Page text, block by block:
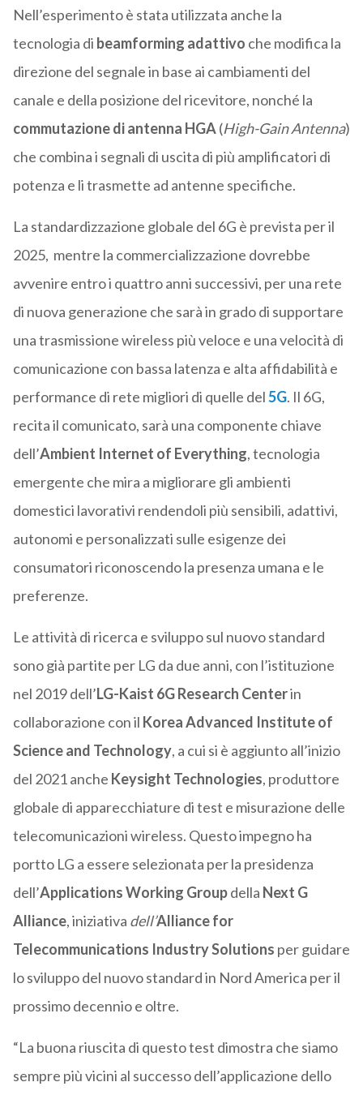
Nell’esperimento è stata utilizzata anche la
tecnologia di beamforming adattivo che modifica la
direzione del segnale in base ai cambiamenti del
canale e della posizione del ricevitore, nonché la
commutazione di antenna HGA(High-Gain Antenna)
che combina i segnali di uscita di più amplificatori di
potenza e li trasmette ad antenne specifiche.
La standardizzazione globale del 6G è prevista per il
2025, mentre la commercializzazione dovrebbe
avvenire entro i quattro anni successivi, per una rete
di nuova generazione che sarà in grado di supportare
una trasmissione wireless più veloce e una velocità di
comunicazione con bassa latenza e alta affidabilità e
performance di rete migliori di quelle del5G. Il 6G,
recita il comunicato, sarà una componente chiave
dell’Ambient Internet of Everything, tecnologia
emergente che mira a migliorare gli ambienti
domestici lavorativi rendendoli più sensibili, adattivi,
autonomi e personalizzati sulle esigenze dei
consumatori riconoscendo la presenza umana e le
preferenze.
Le attività di ricerca e sviluppo sul nuovo standard
sono già partite per LG da due anni, con l’istituzione
nel 2019 dell’LG-Kaist 6G Research Centerin
collaborazione con il Korea Advanced Institute of
Science and Technology, a cui si è aggiunto all’inizio
del 2021 anche Keysight Technologies, produttore
globale di apparecchiature di test e misurazione delle
telecomunicazioni wireless. Questo impegno ha
portto LG a essere selezionata per la presidenza
dell’Applications Working Groupdella Next G
Alliance, iniziativa dell’Alliance for
Telecommunications Industry Solutions per guidare
lo sviluppo del nuovo standard in Nord America per il
prossimo decennio e oltre.
“La buona riuscita di questo test dimostra che siamo
sempre più vicini al successo dell’applicazione dello